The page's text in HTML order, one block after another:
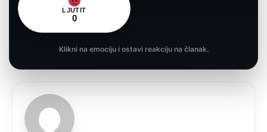
LJUTIT
0
Klikni na emociju i ostavi reakciju na članak.